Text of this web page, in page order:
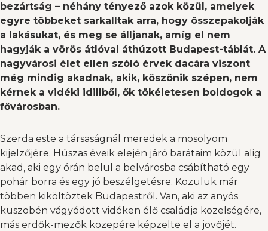
bezártság – néhány tényező azok közül, amelyek
egyre többeket sarkalltak arra, hogy összepakolják
a lakásukat, és meg se álljanak, amíg el nem
hagyják a vörös átlóval áthúzott Budapest-táblát. A
nagyvárosi élet ellen szóló érvek dacára viszont
még mindig akadnak, akik, köszönik szépen, nem
kérnek a vidéki idillből, ők tökéletesen boldogok a
fővárosban.
Szerda este a társaságnál meredek a mosolyom
kijelzőjére. Húszas éveik elején járó barátaim közül alig
akad, aki egy órán belül a belvárosba csábítható egy
pohár borra és egy jó beszélgetésre. Közülük már
többen kiköltöztek Budapestről. Van, aki az anyós
küszöbén vágyódott vidéken élő családja közelségére,
más erdők-mezők közepére képzelte el a jövőjét.